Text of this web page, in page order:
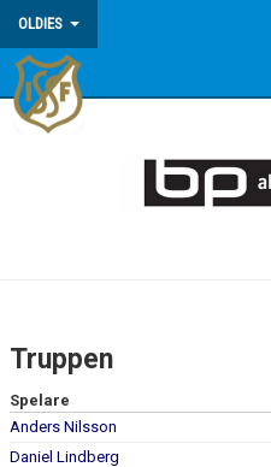
OLDIES
HEM
BILDGALLERI
KONTAKT
Truppen
Spelare
Anders Nilsson
Daniel Lindberg